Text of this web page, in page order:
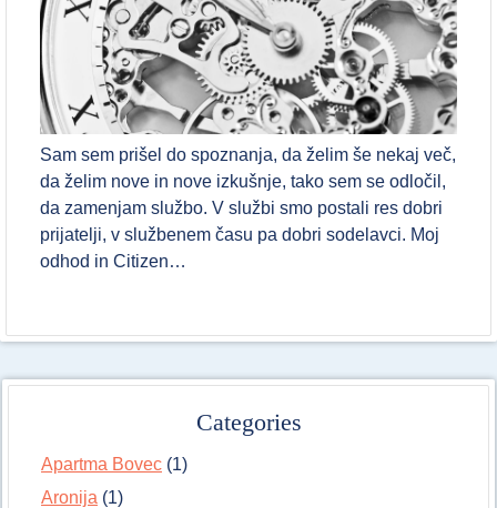
Sam sem prišel do spoznanja, da želim še nekaj več,
da želim nove in nove izkušnje, tako sem se odločil,
da zamenjam službo. V službi smo postali res dobri
prijatelji, v službenem času pa dobri sodelavci. Moj
odhod in Citizen…
Categories
Apartma Bovec (1)
Aronija (1)